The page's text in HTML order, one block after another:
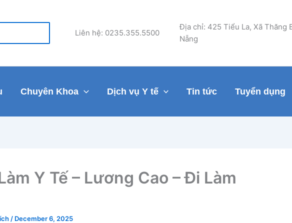
Liên hệ: 0235.355.5500
Địa chỉ: 425 Tiểu La, Xã Thăng
Nẵng
Chuyên Khoa Dịch vụ Y tế Tin tức Tuyển dụng
Y Tế – Lương Cao – Đi Làm
/ December 6, 2025